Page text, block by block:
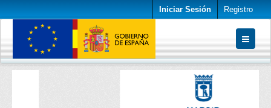
Iniciar Sesión Registro
Conjuntos de datos